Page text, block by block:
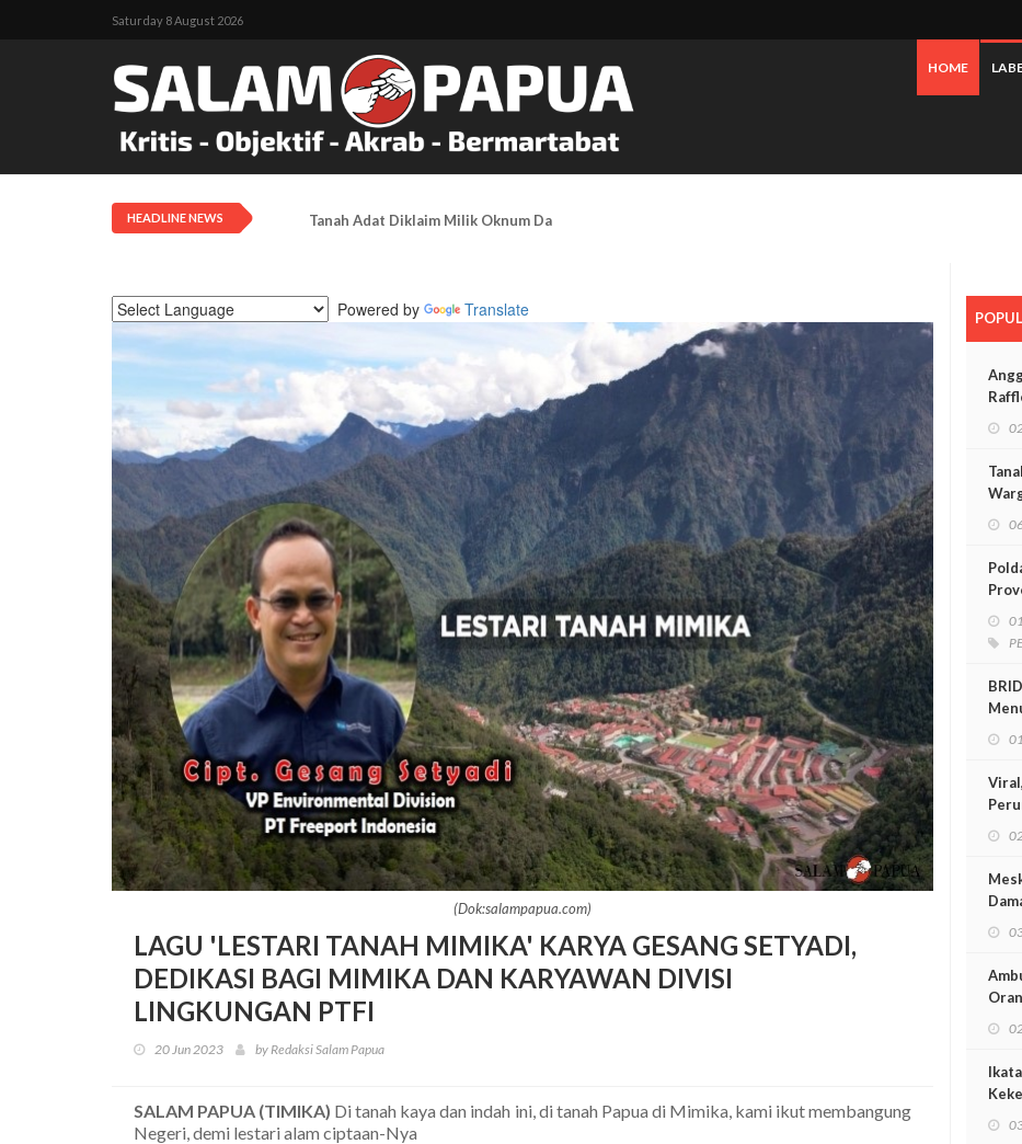
Saturday 8 August 2026
HOME
HEADLINE NEWS Tanah Adat Diklaim Milik Oknum Dan Pemerintah, Warga OAP Blokade Jalan Cenderawasih Timika
Powered by Translate
(Dok:salampapua.com)
LAGU 'LESTARI TANAH MIMIKA' KARYA GESANG SETYADI,
DEDIKASI BAGI MIMIKA DAN KARYAWAN DIVISI
LINGKUNGAN PTFI
20 Jun 2023 by Redaksi Salam Papua
SALAM PAPUA (TIMIKA) Di tanah kaya dan indah ini, di tanah Papua di Mimika, kami ikut membangung
Negeri, demi lestari alam ciptaan-Nya